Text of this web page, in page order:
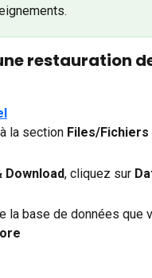
restauration
la section Files/Fichiers
Download, cliquez sur
la base de données que